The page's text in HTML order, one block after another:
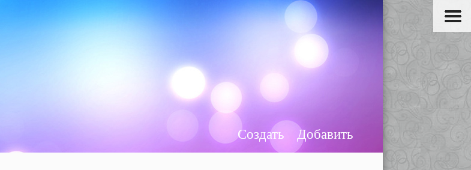
Добавить
Создать